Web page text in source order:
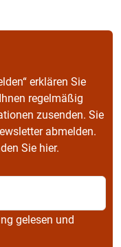
erklären Sie
regelmäßig
zusenden. Sie
abmelden.
Sie hier.
gelesen und